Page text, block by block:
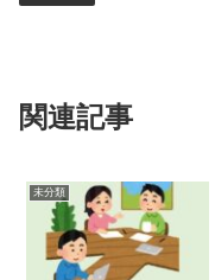
関連記事
未分類